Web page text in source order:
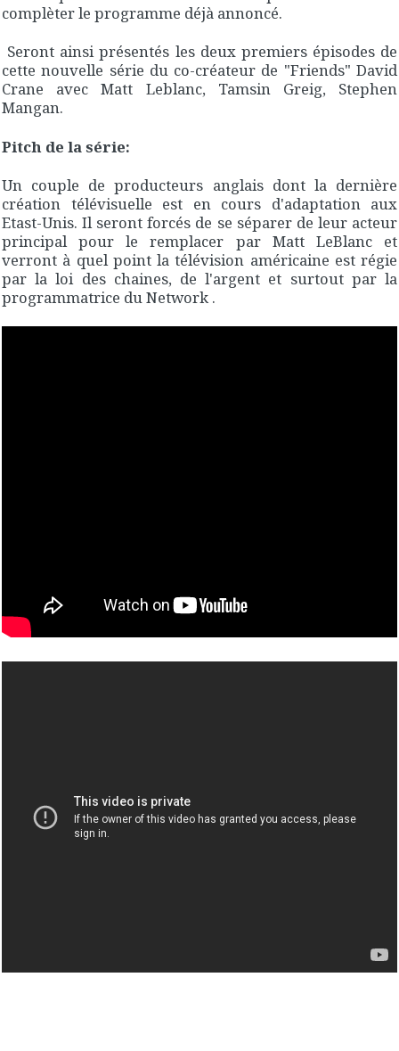
complèter le programme déjà annoncé.
Seront ainsi présentés les deux premiers épisodes de
cette nouvelle série du co-créateur de "Friends" David
Crane avec Matt Leblanc, Tamsin Greig, Stephen
Mangan.
Pitch de la série:
Un couple de producteurs anglais dont la dernière
création télévisuelle est en cours d'adaptation aux
Etast-Unis. Il seront forcés de se séparer de leur acteur
principal pour le remplacer par Matt LeBlanc et
verront à quel point la télévision américaine est régie
par la loi des chaines, de l'argent et surtout par la
programmatrice du Network .